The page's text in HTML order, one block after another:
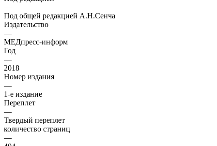
—
Под общей редакцией А.Н.Сенча
Издательство
—
МЕДпресс-информ
Год
—
2018
Номер издания
—
1-е издание
Переплет
—
Твердый переплет
количество страниц
—